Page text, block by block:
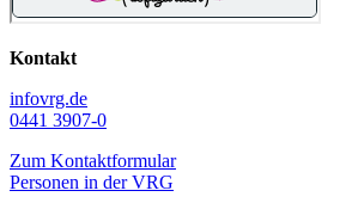
Kontakt
infovrg.de
0441 3907-0
Zum Kontaktformular
Personen in der VRG